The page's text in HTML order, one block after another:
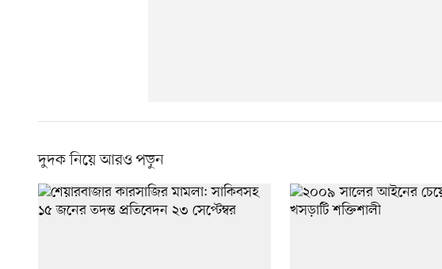
দুদক নিয়ে আরও পড়ুন